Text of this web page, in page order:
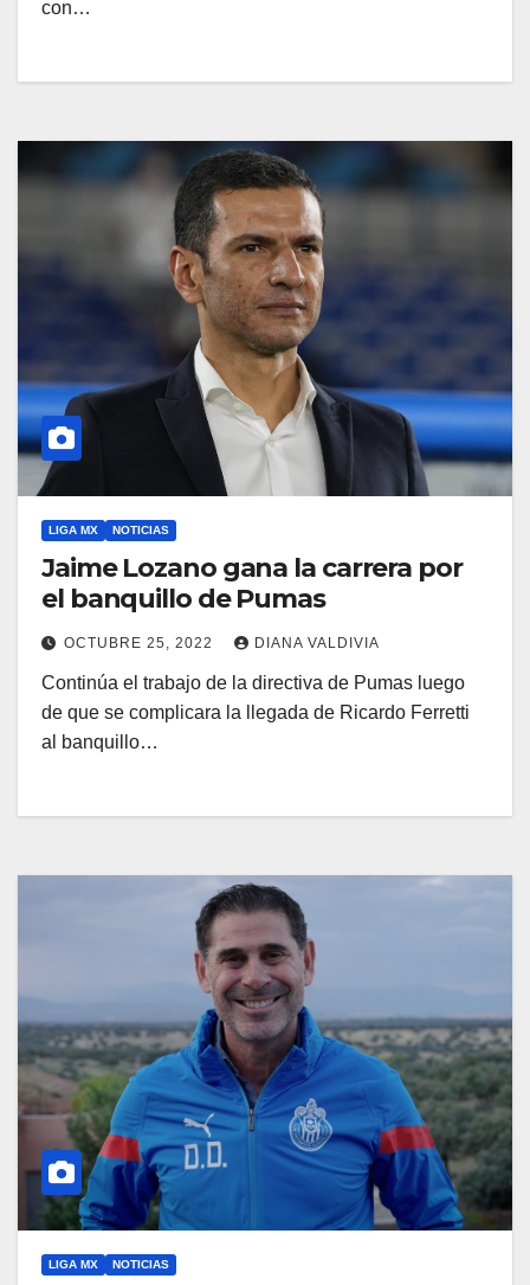
con…
LIGA MX NOTICIAS
Jaime Lozano gana la carrera por
el banquillo de Pumas
OCTUBRE 25, 2022 DIANA VALDIVIA
Continúa el trabajo de la directiva de Pumas luego
de que se complicara la llegada de Ricardo Ferretti
al banquillo…
LIGA MX NOTICIAS